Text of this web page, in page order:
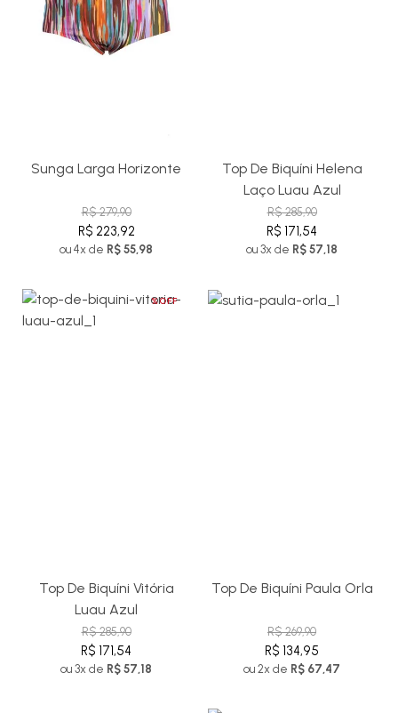
Sunga Larga Horizonte
R$ 279,90
R$ 223,92
ou 4x de R$ 55,98
Top De Biquíni Helena
Laço Luau Azul
R$ 285,90
R$ 171,54
ou 3x de R$ 57,18
%OFF
Top De Biquíni Vitória
Luau Azul
R$ 285,90
R$ 171,54
ou 3x de R$ 57,18
Top De Biquíni Paula Orla
R$ 269,90
R$ 134,95
ou 2x de R$ 67,47